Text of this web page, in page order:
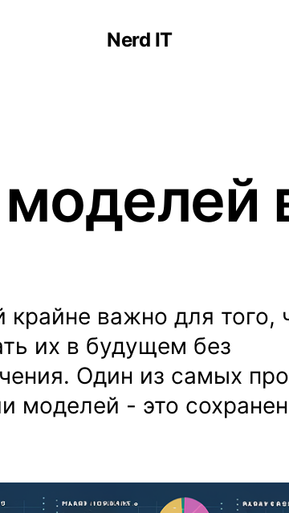
Nerd IT
важно для того,
их в будущем без
Один из самых
моделей - это